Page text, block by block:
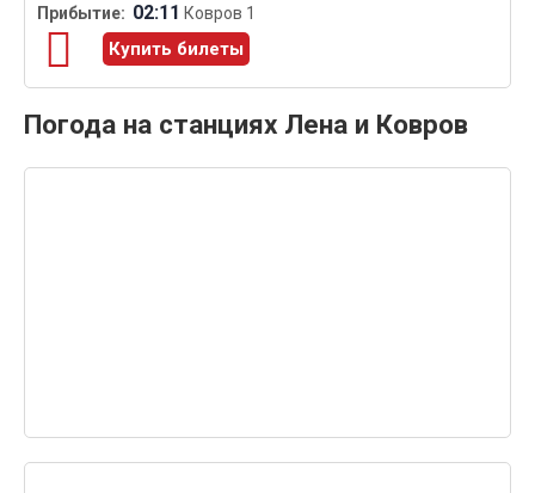
02:11 Ковров 1
Купить билеты
Погода на станциях Лена и Ковров